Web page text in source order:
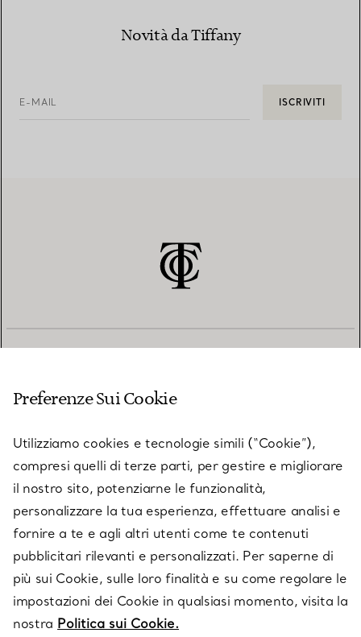
Novità da Tiffany
E-MAIL ISCRIVITI
SU TIFFANY & CO.
LEGALE
SEGUICI
Preferenze Sui Cookie
Utilizziamo cookies e tecnologie simili (“Cookie”),
compresi quelli di terze parti, per gestire e migliorare
il nostro sito, potenziarne le funzionalità,
personalizzare la tua esperienza, effettuare analisi e
fornire a te e agli altri utenti come te contenuti
pubblicitari rilevanti e personalizzati. Per saperne di
più sui Cookie, sulle loro finalità e su come regolare le
impostazioni dei Cookie in qualsiasi momento, visita la
nostra Politica sui Cookie.